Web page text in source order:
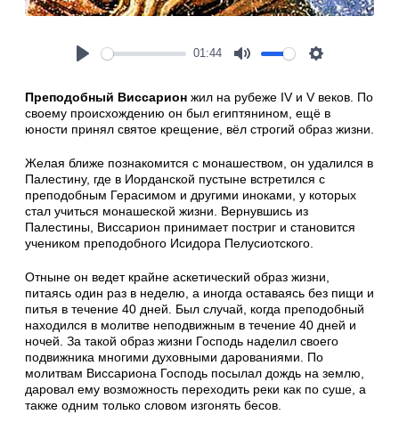
01:44
Преподобный Виссарион жил на рубеже IV и V веков. По
своему происхождению он был египтянином, ещё в
юности принял святое крещение, вёл строгий образ жизни.
Желая ближе познакомится с монашеством, он удалился в
Палестину, где в Иорданской пустыне встретился с
преподобным Герасимом и другими иноками, у которых
стал учиться монашеской жизни. Вернувшись из
Палестины, Виссарион принимает постриг и становится
учеником преподобного Исидора Пелусиотского.
Отныне он ведет крайне аскетический образ жизни,
питаясь один раз в неделю, а иногда оставаясь без пищи и
питья в течение 40 дней. Был случай, когда преподобный
находился в молитве неподвижным в течение 40 дней и
ночей. За такой образ жизни Господь наделил своего
подвижника многими духовными дарованиями. По
молитвам Виссариона Господь посылал дождь на землю,
даровал ему возможность переходить реки как по суше, а
также одним только словом изгонять бесов.